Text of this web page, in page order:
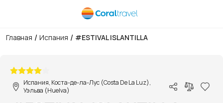
Главная / Испания / #ESTIVAL ISLANTILLA
Испания, Коста-де-ла-Лус (Costa De La Luz),
Уэльва (Huelva)